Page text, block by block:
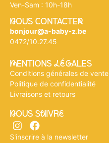
Ven-Sam : 10h-18h
nOUS CONTACTEr
bonjour@a-baby-z.be
0472/10.27.45
mENTIONS légALES
Conditions générales de vente
Politique de confidentialité
Livraisons et retours
nOUS SuIVRe
S'inscrire à la newsletter